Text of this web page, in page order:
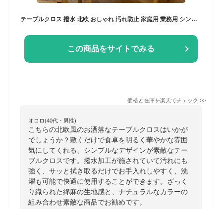
テーブルクロス 撥水 北欧 おしゃれ 汚れ防止 家庭用 業務用 シンプル 無地 ナチュラル テーブルカバー お手入れ簡単 正方形 長方形 綿麻 食卓カバー テーブルマット 大判 綿 麻 コットン リネン 4人掛け 6人掛け 大きい 小さい 洗える 布 和風 傷防止
この商品をサイトでみる
価格と在庫を楽天でチェック >>
オロロ(40代・男性)
こちらの北欧風のお洒落なテーブルクロスはいかが
でしょうか？敷くだけで食卓を明るく華やかな雰囲
気にしてくれる、シンプルなデザインが素敵なテー
ブルクロスです。撥水加工が施されていて汚れにも
強く、サッと拭き取るだけでお手入れしやすく、洗
濯も可能で快適に使用することができます。ざっく
り織られた綿麻の生地感と、ナチュラルなカラーの
組み合わせ素敵な商品でお勧めです。